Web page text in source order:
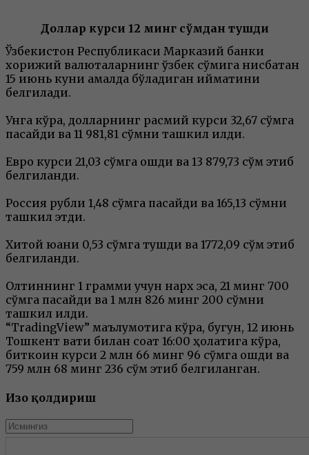
Доллар курси 12 минг сўмдан тушди
Ўзбекистон Республикаси Марказий банки
хорижий валюталарнинг ўзбек сўмига нисбатан
15 июнь куни амалда бўладиган қийматини
белгилади.
Унга кўра, долларнинг расмий курси 32,67 сўмга
пасайди ва 11 981,81 сўмни ташкил қилди.
Евро курси 21,03 сўмга ошди ва 13 879,73 сўм этиб
белгиланди.
Россия рубли 1,48 сўмга пасайди ва 165,13 сўмни
ташкил этди.
Хитой юани 0,53 сўмга тушди ва 1772,09 сўм этиб
белгиланди.
Олтиннинг 1 грамми учун нарх эса, 21 минг 700
сўмга пасайди ва 1 млн 826 минг 200 сўмни
ташкил қилди.
“TradingView” маълумотига кўра, бугун, 12 июнь
Тошкент вақти билан соат 16:00 ҳолатига кўра,
биткоин курси 2 млн 66 минг 96 сўмга ошди ва
759 млн 68 минг 236 сўм этиб белгиланган.
Изоҳ қолдириш